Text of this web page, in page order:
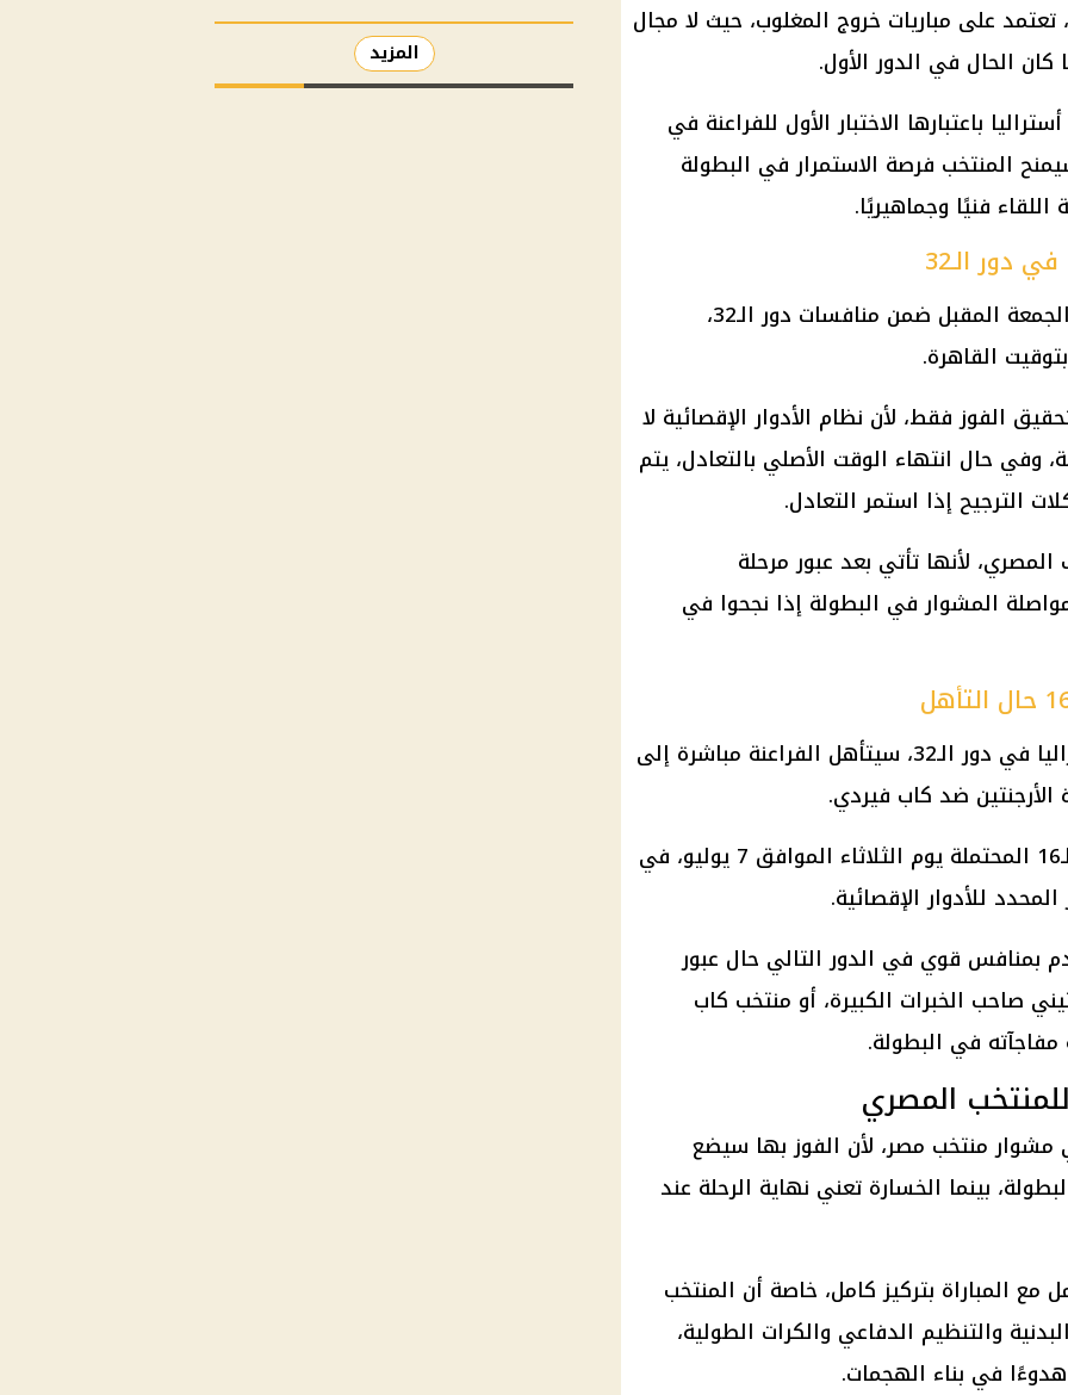
على مباريات خروج المغلوب، حيث لا مجال
الحال في الدور الأول.
باعتبارها الاختبار الأول للفراعنة في
المنتخب فرصة الاستمرار في البطولة
دور الـ32
تقام مباراة مصر ضد أستراليا يوم الجمعة المقبل ضمن منافسات دور الـ32،
الفوز فقط، لأن نظام الأدوار الإقصائية لا
وفي حال انتهاء الوقت الأصلي بالتعادل، يتم
الترجيح إذا استمر التعادل.
المصري، لأنها تأتي بعد عبور مرحلة
المشوار في البطولة إذا نجحوا في
في حال فوز منتخب مصر على أستراليا في دور الـ32، سيتأهل الفراعنة مباشرة إلى
ومن المقرر أن تقام مواجهة دور الـ16 المحتملة يوم الثلاثاء الموافق 7 يوليو، في
قوي في الدور التالي حال عبور
صاحب الخبرات الكبيرة، أو منتخب كاب
في البطولة.
المصري
مشوار منتخب مصر، لأن الفوز بها سيضع
16 منتخبًا في البطولة، بينما الخسارة تعني نهاية الرحلة عند
مع المباراة بتركيز كامل، خاصة أن المنتخب
والتنظيم الدفاعي والكرات الطولية،
في بناء الهجمات.
المزيد